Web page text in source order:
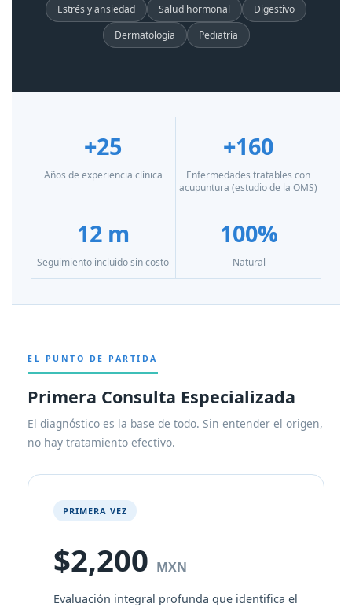
Estrés y ansiedad
Salud hormonal
Digestivo
Dermatología
Pediatría
+25
Años de experiencia clínica
+160
Enfermedades tratables con
acupuntura (estudio de la OMS)
12 m
Seguimiento incluido sin costo
100%
Natural
EL PUNTO DE PARTIDA
Primera Consulta Especializada
El diagnóstico es la base de todo. Sin entender el origen,
no hay tratamiento efectivo.
PRIMERA VEZ
$2,200 MXN
Evaluación integral profunda que identifica el